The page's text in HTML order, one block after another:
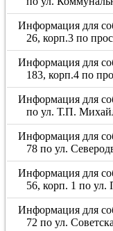
Информация для
26, корп.3 по
Информация для
183, корп.4 по
Информация для
по ул. Т.П.
Информация для
78 по ул.
Информация для
56, корп. 1 по ул.
Информация для
72 по ул.